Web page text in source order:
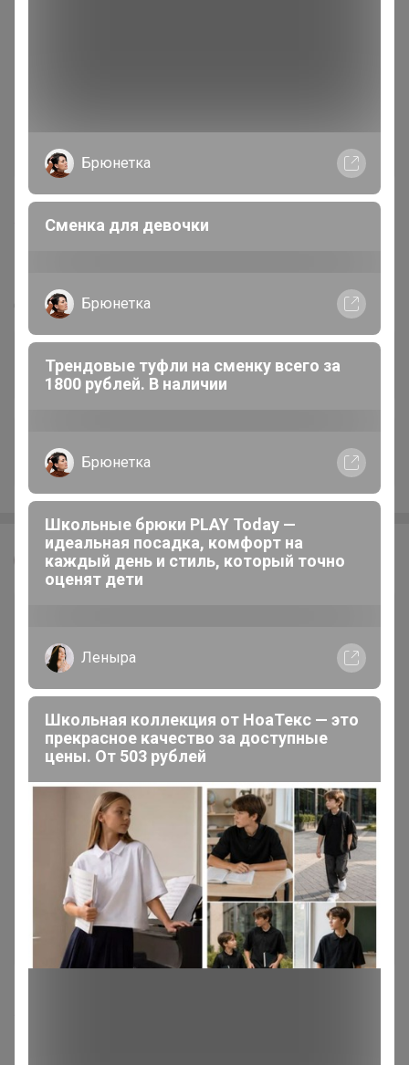
2.7K 80.3K 958 14
Стоп 12 августа
+3.1K
Леныра
Брюнетка
Сменка для девочки
Брюнетка
Трендовые туфли на сменку всего за
1800 рублей. В наличии
Брюнетка
Школьные брюки PLAY Today —
идеальная посадка, комфорт на
каждый день и стиль, который точно
оценят дети
Леныра
Школьная коллекция от НоаТекс — это
прекрасное качество за доступные
цены. От 503 рублей